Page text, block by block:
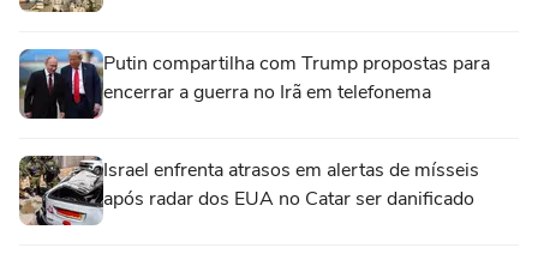
Putin compartilha com Trump propostas para
encerrar a guerra no Irã em telefonema
Israel enfrenta atrasos em alertas de mísseis
após radar dos EUA no Catar ser danificado